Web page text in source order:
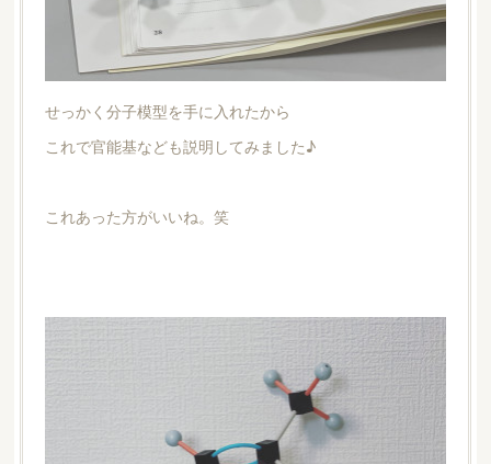
せっかく分子模型を手に入れたから
これで官能基なども説明してみました♪
これあった方がいいね。笑